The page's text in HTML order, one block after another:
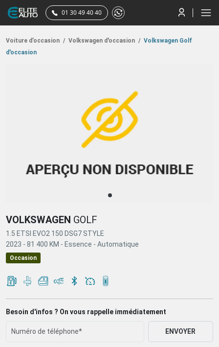
01 30 49 40 40
Voiture d’occasion / Volkswagen d'occasion / Volkswagen Golf
d'occasion
VOLKSWAGEN GOLF
1.5 ETSI EVO2 150 DSG7 STYLE
2023 - 81 400 KM - Essence - Automatique
Occasion
Besoin d'infos ? On vous rappelle immédiatement
ENVOYER